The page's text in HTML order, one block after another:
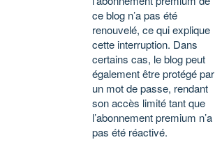
ce blog n’a pas été
renouvelé, ce qui explique
cette interruption. Dans
certains cas, le blog peut
également être protégé par
un mot de passe, rendant
son accès limité tant que
l’abonnement premium n’a
pas été réactivé.